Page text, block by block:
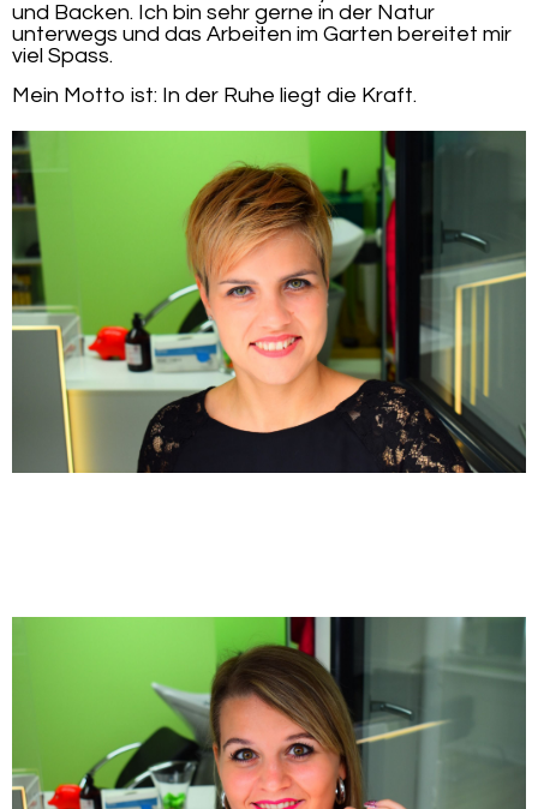
und Backen. Ich bin sehr gerne in der Natur
unterwegs und das Arbeiten im Garten bereitet mir
viel Spass.
Mein Motto ist: In der Ruhe liegt die Kraft.